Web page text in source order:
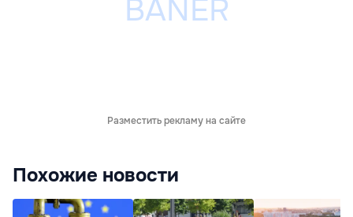
Разместить рекламу на сайте
Похожие новости